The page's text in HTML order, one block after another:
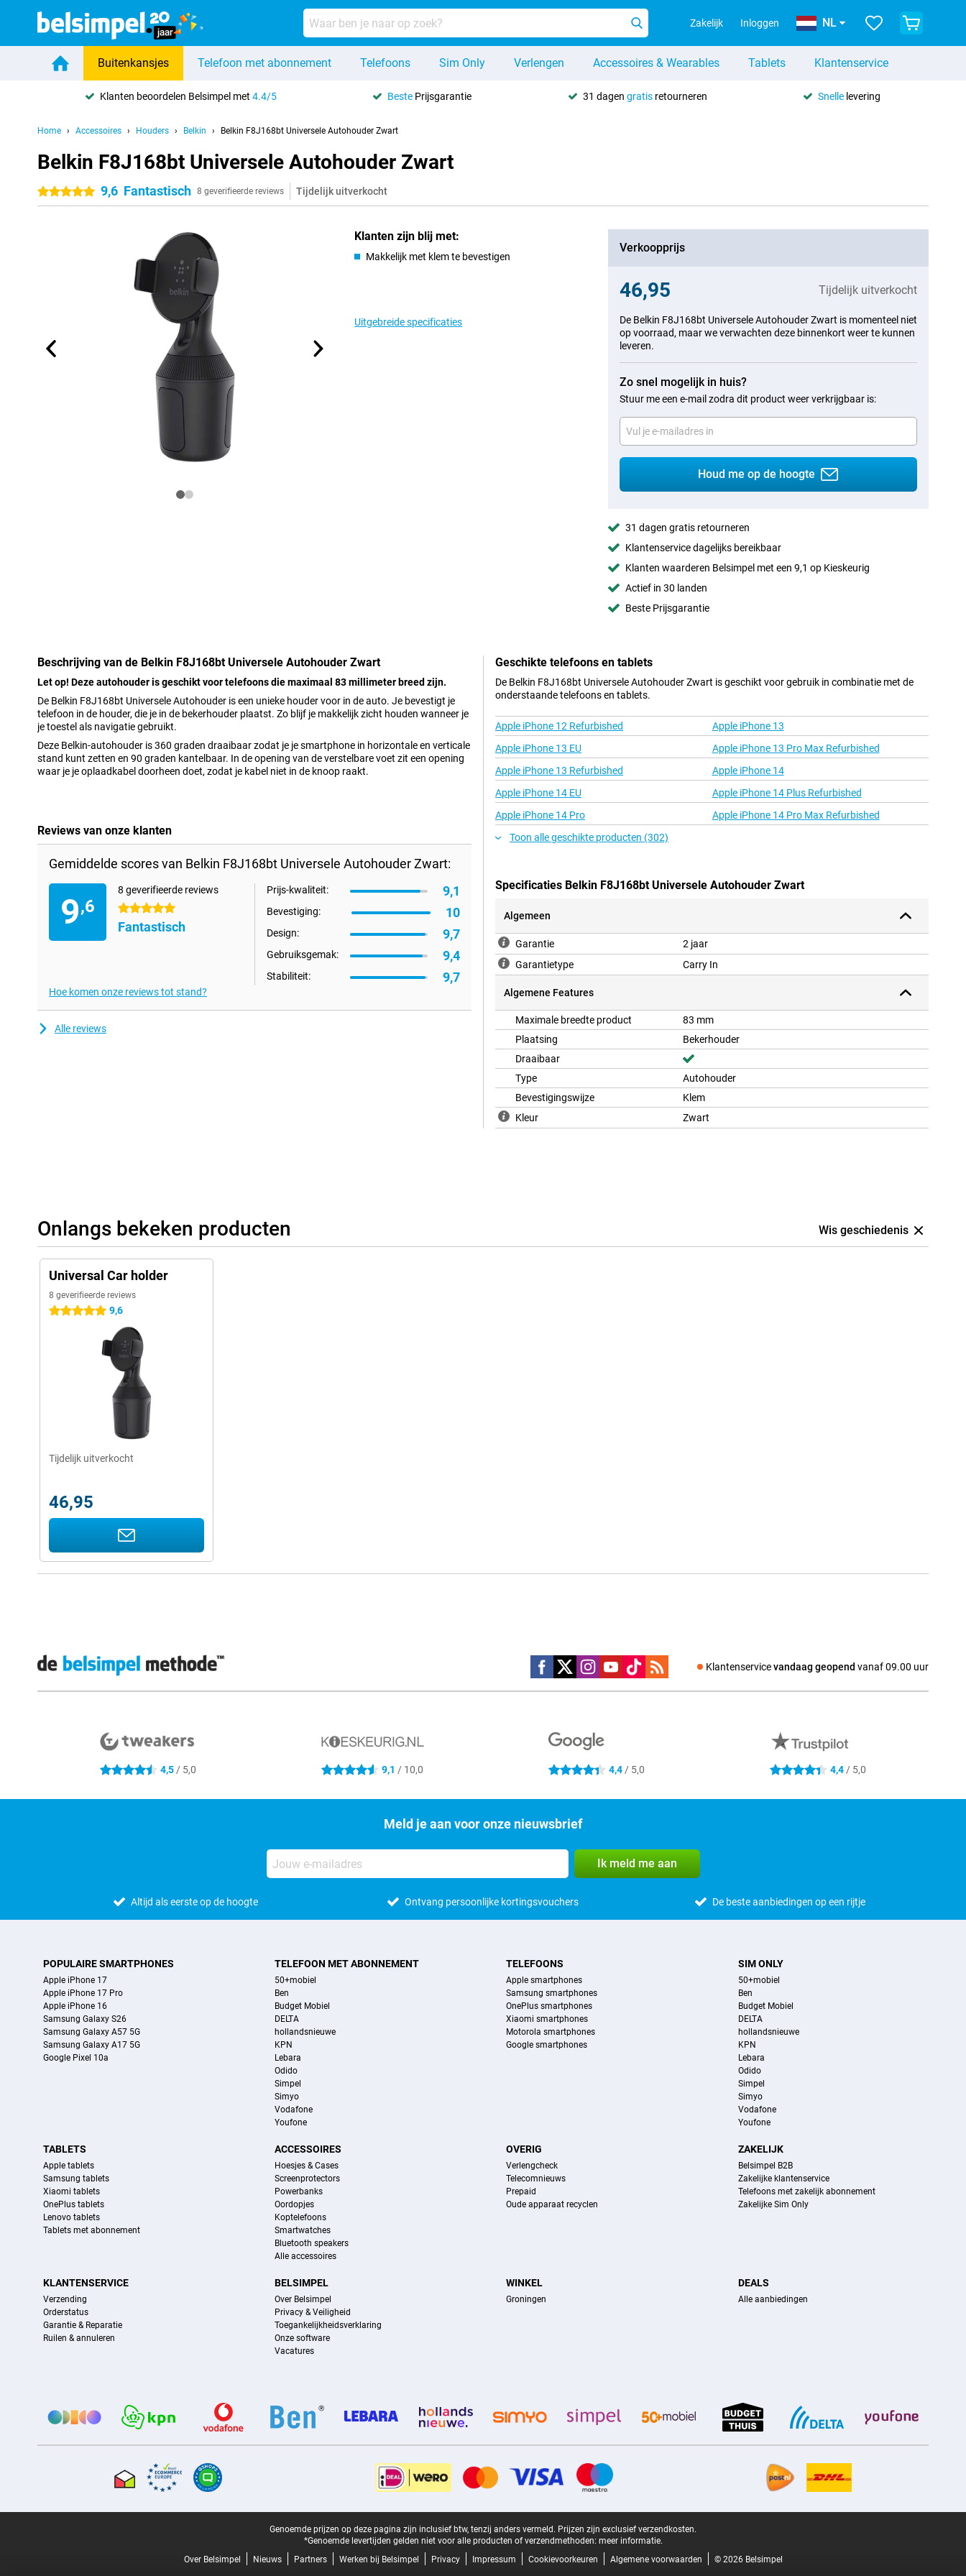
Zakelijk Inloggen NL
Buitenkansjes Telefoon met abonnement Telefoons Sim Only Verlengen Accessoires & Wearables Tablets Klantenservice
Klanten beoordelen Belsimpel met4.4/5 Beste Prijsgarantie 31 dagen gratisretourneren Snellelevering
Home Accessoires Houders Belkin Belkin F8J168bt Universele Autohouder Zwart
Belkin F8J168bt Universele Autohouder Zwart
5 sterren9,6 Fantastisch 8 geverifieerde reviews Tijdelijk uitverkocht
Klanten zijn blij met:
Makkelijk met klem te bevestigen
Uitgebreide specificaties
Verkoopprijs
46,95 Tijdelijk uitverkocht
De Belkin F8J168bt Universele Autohouder Zwart is momenteel niet
op voorraad, maar we verwachten deze binnenkort weer te kunnen
leveren.
Zo snel mogelijk in huis?
Stuur me een e-mail zodra dit product weer verkrijgbaar is:
Houd me op de hoogte
31 dagen gratis retourneren
Klantenservice dagelijks bereikbaar
Klanten waarderen Belsimpel met een 9,1 op Kieskeurig
Actief in 30 landen
Beste Prijsgarantie
Beschrijving van de Belkin F8J168bt Universele Autohouder Zwart
Let op! Deze autohouder is geschikt voor telefoons die maximaal 83 millimeter breed zijn.
De Belkin F8J168bt Universele Autohouder is een unieke houder voor in de auto. Je bevestigt je
telefoon in de houder, die je in de bekerhouder plaatst. Zo blijf je makkelijk zicht houden wanneer je
je toestel als navigatie gebruikt.
Deze Belkin-autohouder is 360 graden draaibaar zodat je je smartphone in horizontale en verticale
stand kunt zetten en 90 graden kantelbaar. In de opening van de verstelbare voet zit een opening
waar je je oplaadkabel doorheen doet, zodat je kabel niet in de knoop raakt.
Reviews van onze klanten
Gemiddelde scores van Belkin F8J168bt Universele Autohouder Zwart:
9,6
8 geverifieerde reviews
5 sterren
Fantastisch
Prijs-kwaliteit: 9,1
Bevestiging: 10
Design: 9,7
Gebruiksgemak: 9,4
Stabiliteit: 9,7
Hoe komen onze reviews tot stand?
Alle reviews
Geschikte telefoons en tablets
De Belkin F8J168bt Universele Autohouder Zwart is geschikt voor gebruik in combinatie met de
onderstaande telefoons en tablets.
Apple iPhone 12 Refurbished
Apple iPhone 13
Apple iPhone 13 EU
Apple iPhone 13 Pro Max Refurbished
Apple iPhone 13 Refurbished
Apple iPhone 14
Apple iPhone 14 EU
Apple iPhone 14 Plus Refurbished
Apple iPhone 14 Pro
Apple iPhone 14 Pro Max Refurbished
Toon alle geschikte producten (302)
Specificaties Belkin F8J168bt Universele Autohouder Zwart
Algemeen
Garantie
2 jaar
Garantietype
Carry In
Algemene Features
Maximale breedte product
83 mm
Plaatsing
Bekerhouder
Draaibaar
Type
Autohouder
Bevestigingswijze
Klem
Kleur
Zwart
Onlangs bekeken producten Wis geschiedenis
Universal Car holder
8 geverifieerde reviews
5 sterren 9,6
Tijdelijk uitverkocht
46,95
Klantenservicevandaag geopend vanaf 09.00 uur
Social media
4.5 sterren 4,5/ 5,0 4.6 sterren 9,1 / 10,0 4.4 sterren 4,4 / 5,0 4.4 sterren 4,4 / 5,0
Meld je aan voor onze nieuwsbrief
Ik meld me aan
Altijd als eerste op de hoogte Ontvang persoonlijke kortingsvouchers De beste aanbiedingen op een rijtje
POPULAIRE SMARTPHONES
Apple iPhone 17
Apple iPhone 17 Pro
Apple iPhone 16
Samsung Galaxy S26
Samsung Galaxy A57 5G
Samsung Galaxy A17 5G
Google Pixel 10a
TELEFOON MET ABONNEMENT
50+mobiel
Ben
Budget Mobiel
DELTA
hollandsnieuwe
KPN
Lebara
Odido
Simpel
Simyo
Vodafone
Youfone
TELEFOONS
Apple smartphones
Samsung smartphones
OnePlus smartphones
Xiaomi smartphones
Motorola smartphones
Google smartphones
SIM ONLY
50+mobiel
Ben
Budget Mobiel
DELTA
hollandsnieuwe
KPN
Lebara
Odido
Simpel
Simyo
Vodafone
Youfone
TABLETS
Apple tablets
Samsung tablets
Xiaomi tablets
OnePlus tablets
Lenovo tablets
Tablets met abonnement
ACCESSOIRES
Hoesjes & Cases
Screenprotectors
Powerbanks
Oordopjes
Koptelefoons
Smartwatches
Bluetooth speakers
Alle accessoires
OVERIG
Verlengcheck
Telecomnieuws
Prepaid
Oude apparaat recyclen
ZAKELIJK
Belsimpel B2B
Zakelijke klantenservice
Telefoons met zakelijk abonnement
Zakelijke Sim Only
KLANTENSERVICE
Verzending
Orderstatus
Garantie & Reparatie
Ruilen & annuleren
BELSIMPEL
Over Belsimpel
Privacy & Veiligheid
Toegankelijkheidsverklaring
Onze software
Vacatures
WINKEL
Groningen
DEALS
Alle aanbiedingen
Genoemde prijzen op deze pagina zijn inclusief btw, tenzij anders vermeld. Prijzen zijn exclusief verzendkosten.
*Genoemde levertijden gelden niet voor alle producten of verzendmethoden: meer informatie.
Over Belsimpel
Nieuws Partners Werken bij Belsimpel Privacy Impressum Cookievoorkeuren Algemene voorwaarden © 2026 Belsimpel